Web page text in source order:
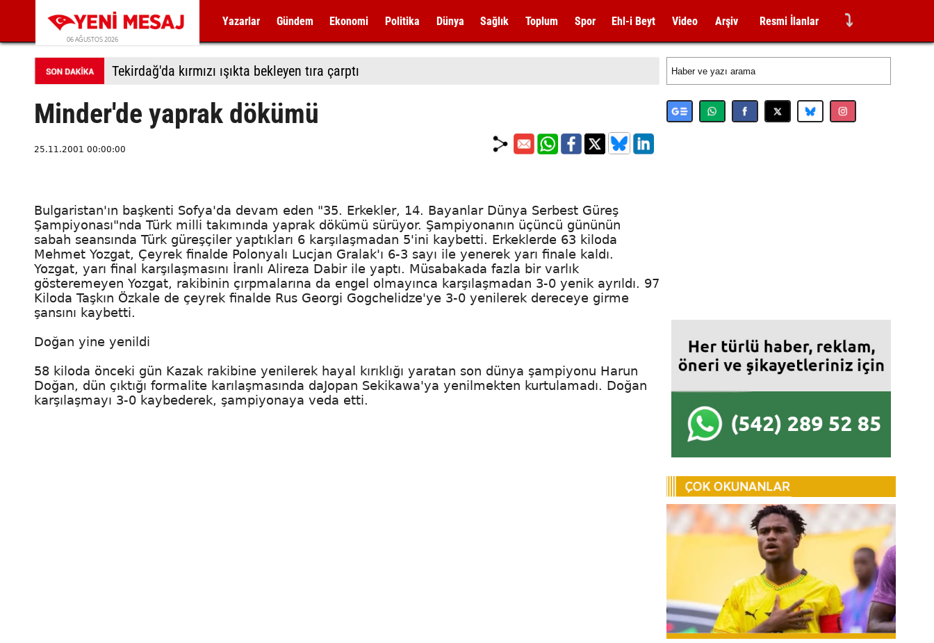
06 AĞUSTOS 2026
Yazarlar Gündem Ekonomi Politika Dünya Sağlık Toplum Spor Ehl-i Beyt Video Arşiv Resmi İlanlar ⤵
Tekirdağ'da kırmızı ışıkta bekleyen tıra çarptı
Minder'de yaprak dökümü
25.11.2001 00:00:00
Bulgaristan'ın başkenti Sofya'da devam eden "35. Erkekler, 14. Bayanlar Dünya Serbest Güreş
Şampiyonası"nda Türk milli takımında yaprak dökümü sürüyor. Şampiyonanın üçüncü gününün
sabah seansında Türk güreşçiler yaptıkları 6 karşılaşmadan 5'ini kaybetti. Erkeklerde 63 kiloda
Mehmet Yozgat, Çeyrek finalde Polonyalı Lucjan Gralak'ı 6-3 sayı ile yenerek yarı finale kaldı.
Yozgat, yarı final karşılaşmasını İranlı Alireza Dabir ile yaptı. Müsabakada fazla bir varlık
gösteremeyen Yozgat, rakibinin çırpmalarına da engel olmayınca karşılaşmadan 3-0 yenik ayrıldı. 97
Kiloda Taşkın Özkale de çeyrek finalde Rus Georgi Gogchelidze'ye 3-0 yenilerek dereceye girme
şansını kaybetti.
Doğan yine yenildi
58 kiloda önceki gün Kazak rakibine yenilerek hayal kırıklığı yaratan son dünya şampiyonu Harun
Doğan, dün çıktığı formalite karılaşmasında daJopan Sekikawa'ya yenilmekten kurtulamadı. Doğan
karşılaşmayı 3-0 kaybederek, şampiyonaya veda etti.